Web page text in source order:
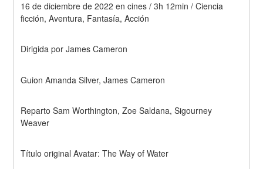
16 de diciembre de 2022 en cines / 3h 12min / Ciencia
ficción, Aventura, Fantasía, Acción
Dirigida por James Cameron
Guion Amanda Silver, James Cameron
Reparto Sam Worthington, Zoe Saldana, Sigourney
Weaver
Título original Avatar: The Way of Water